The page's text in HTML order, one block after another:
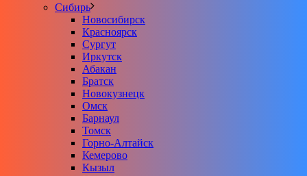
Сибирь
Новосибирск
Красноярск
Сургут
Иркутск
Абакан
Братск
Новокузнецк
Омск
Барнаул
Томск
Горно-Алтайск
Кемерово
Кызыл